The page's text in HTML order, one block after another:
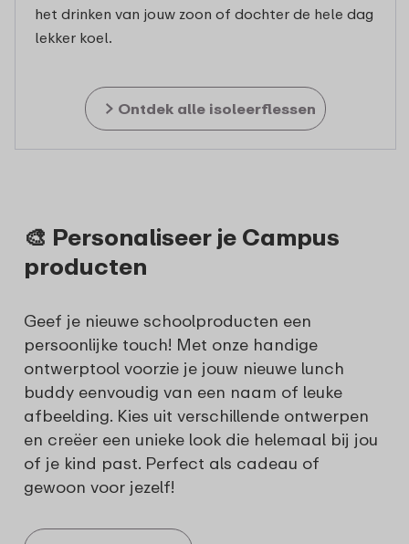
het drinken van jouw zoon of dochter de hele dag
lekker koel.
Ontdek alle isoleerflessen
🎨 Personaliseer je Campus
producten
Geef je nieuwe schoolproducten een
persoonlijke touch! Met onze handige
ontwerptool voorzie je jouw nieuwe lunch
buddy eenvoudig van een naam of leuke
afbeelding. Kies uit verschillende ontwerpen
en creëer een unieke look die helemaal bij jou
of je kind past. Perfect als cadeau of
gewoon voor jezelf!